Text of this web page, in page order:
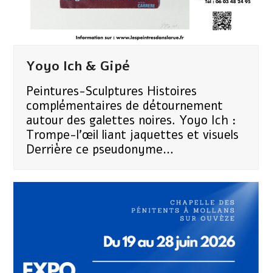
Yoyo Ich & Gipé
Peintures-Sculptures Histoires
complémentaires de détournement
autour des galettes noires. Yoyo Ich :
Trompe-l'œil liant jaquettes et visuels
Derrière ce pseudonyme…